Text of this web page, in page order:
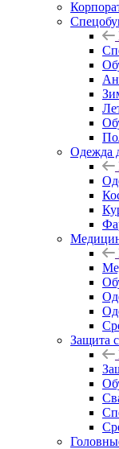
Одежда
Защита